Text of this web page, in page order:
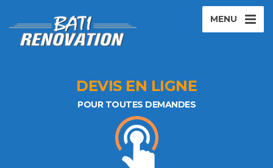
MENU
DEVIS EN LIGNE
POUR TOUTES DEMANDES